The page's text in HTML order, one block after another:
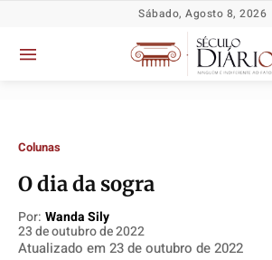
Política
Socioeconômicas
Política
Socioeconômicas
Política
Socioeconômicas
Política
Socioeconômicas
Sábado, Agosto 8, 2026
Colunas
O dia da sogra
Por: Wanda Sily
23 de outubro de 2022
Atualizado em 23 de outubro de 2022